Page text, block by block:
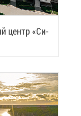
центр «Си­